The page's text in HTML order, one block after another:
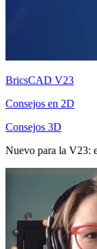
BricsCAD V23
Consejos en 2D
Consejos 3D
Nuevo para la V23: